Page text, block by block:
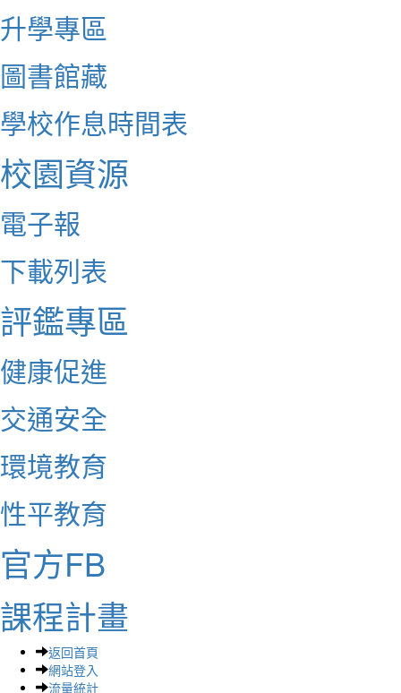
升學專區
圖書館藏
學校作息時間表
校園資源
電子報
下載列表
評鑑專區
健康促進
交通安全
環境教育
性平教育
官方FB
課程計畫
返回首頁
網站登入
流量統計